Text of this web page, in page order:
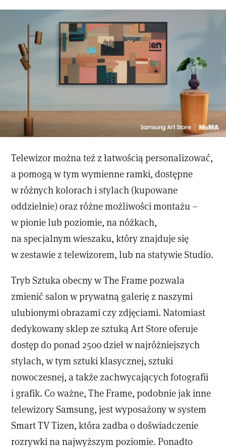
Telewizor można też z łatwością personalizować,
a pomogą w tym wymienne ramki, dostępne
w różnych kolorach i stylach (kupowane
oddzielnie) oraz różne możliwości montażu –
w pionie lub poziomie, na nóżkach,
na specjalnym wieszaku, który znajduje się
w zestawie z telewizorem, lub na statywie Studio.
Tryb Sztuka obecny w The Frame pozwala
zmienić salon w prywatną galerię z naszymi
ulubionymi obrazami czy zdjęciami. Natomiast
dedykowany sklep ze sztuką Art Store oferuje
dostęp do ponad 2500 dzieł w najróżniejszych
stylach, w tym sztuki klasycznej, sztuki
nowoczesnej, a także zachwycających fotografii
i grafik. Co ważne, The Frame, podobnie jak inne
telewizory Samsung, jest wyposażony w system
Smart TV Tizen, która zadba o doświadczenie
rozrywki na najwyższym poziomie. Ponadto